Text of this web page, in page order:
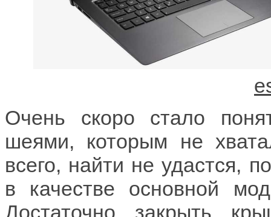
Очень скоро стало
шеями, которым не
всего, найти не удастся,
в качестве основной
Достаточно закрыть